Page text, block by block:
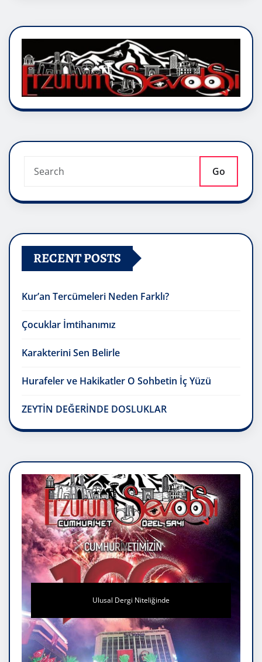
Go
RECENT POSTS
Kur’an Tercümeleri Neden Farklı?
Çocuklar İmtihanımız
Karakterini Sen Belirle
Hurafeler ve Hakikatler O Sohbetin İç Yüzü
ZEYTİN DEĞERİNDE DOSLUKLAR
Ulusal Dergi Niteliğinde